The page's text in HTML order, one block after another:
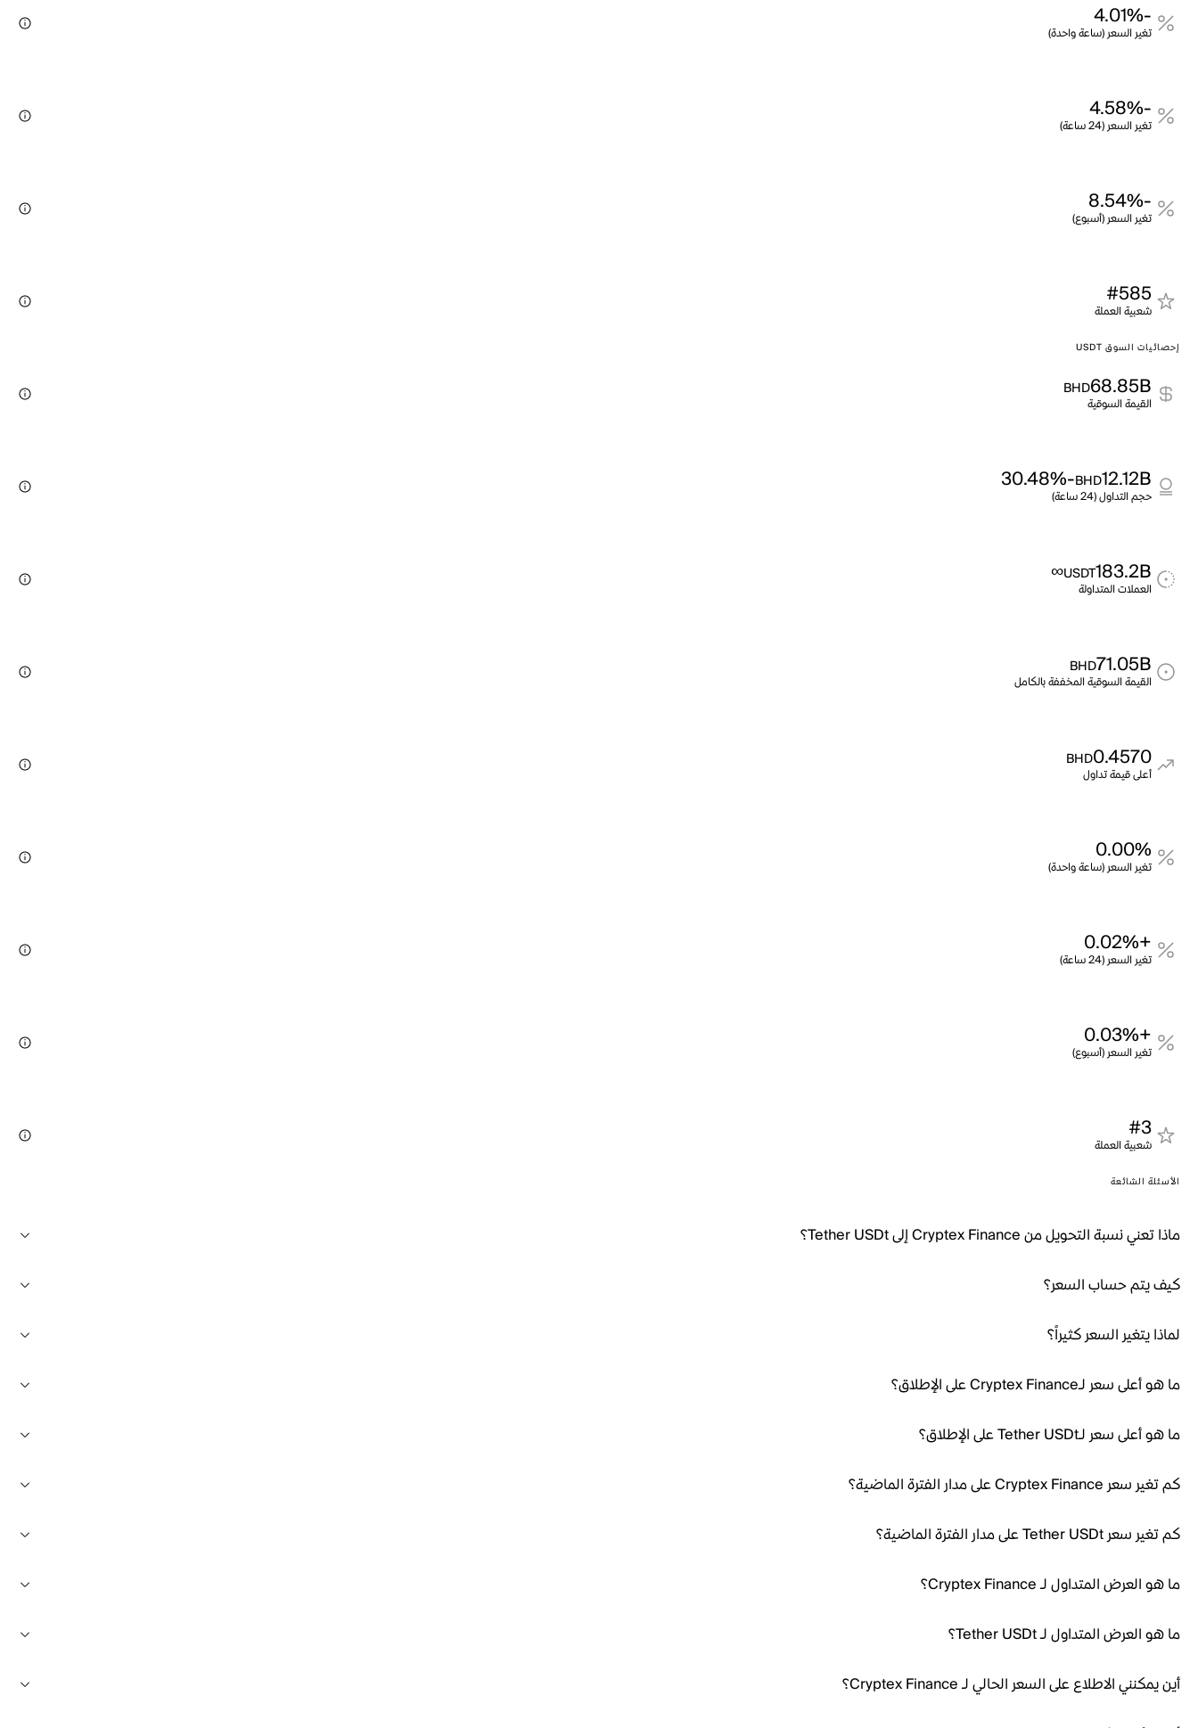
-4.01%
تغير السعر (ساعة واحدة)
-4.58%
تغير السعر (24 ساعة)
-8.54%
تغير السعر (أسبوع)
#585
شعبية العملة
إحصائيات السوق USDT
68.85B
BHD
القيمة السوقية
12.12B
BHD
-30.48%
حجم التداول (24 ساعة)
183.2B
USDT
∞
العملات المتداولة
71.05B
BHD
القيمة السوقية المخففة بالكامل
0.4570
BHD
أعلى قيمة تداول
0.00%
تغير السعر (ساعة واحدة)
+0.02%
تغير السعر (24 ساعة)
+0.03%
تغير السعر (أسبوع)
#3
شعبية العملة
الأسئلة الشائعة
ماذا تعني نسبة التحويل من Cryptex Finance إلى Tether USDt؟
كيف يتم حساب السعر؟
لماذا يتغير السعر كثيراً؟
ما هو أعلى سعر لـCryptex Finance على الإطلاق؟
ما هو أعلى سعر لـTether USDt على الإطلاق؟
كم تغير سعر Cryptex Finance على مدار الفترة الماضية؟
كم تغير سعر Tether USDt على مدار الفترة الماضية؟
ما هو العرض المتداول لـ Cryptex Finance؟
ما هو العرض المتداول لـ Tether USDt؟
أين يمكنني الاطلاع على السعر الحالي لـ Cryptex Finance؟